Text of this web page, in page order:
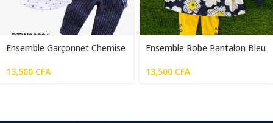
Ensemble Garçonnet Chemise
13,500 CFA
Ensemble Robe Pantalon Bleu
13,500 CFA